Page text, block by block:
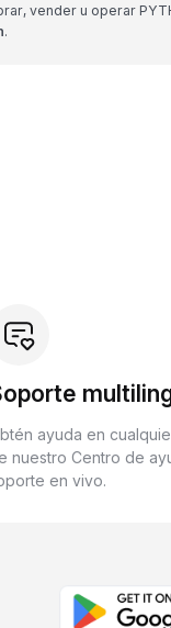
vender u operar
.
ayuda en
nuestro Centro de
en vivo.